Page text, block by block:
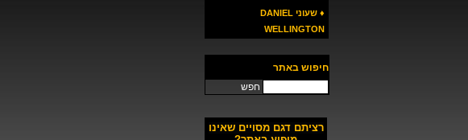
♦ שעוני DANIEL
WELLINGTON
חיפוש באתר
חפש
רציתם דגם מסויים שאינו